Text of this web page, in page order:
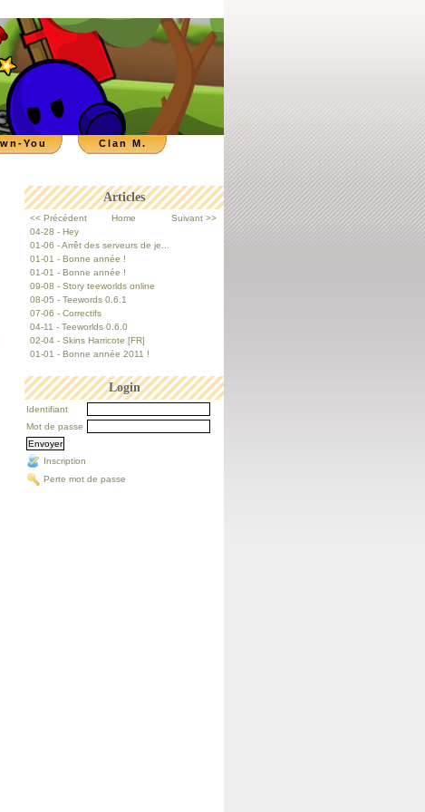
Clan M.
You
Articles
<< Précédent Home
Suivant >>
04-28 - Hey
01-06 - Arrêt des serveurs de je...
01-01 - Bonne année !
01-01 - Bonne année !
09-08 - Story teeworlds online
08-05 - Teewords 0.6.1
07-06 - Correctifs
04-11 - Teeworlds 0.6.0
02-04 - Skins Harricote [FR]
01-01 - Bonne année 2011 !
Login
Identifiant
Mot de passe
Inscription
Perte mot de passe